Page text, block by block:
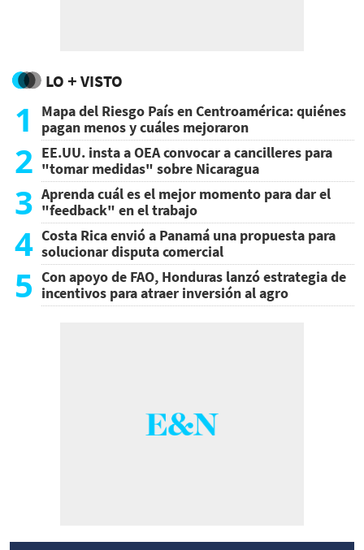
LO + VISTO
1
Mapa del Riesgo País en Centroamérica: quiénes
pagan menos y cuáles mejoraron
2 EE.UU. insta a OEA convocar a cancilleres para
"tomar medidas" sobre Nicaragua
3 Aprenda cuál es el mejor momento para dar el
"feedback" en el trabajo
4 Costa Rica envió a Panamá una propuesta para
solucionar disputa comercial
5 Con apoyo de FAO, Honduras lanzó estrategia de
incentivos para atraer inversión al agro